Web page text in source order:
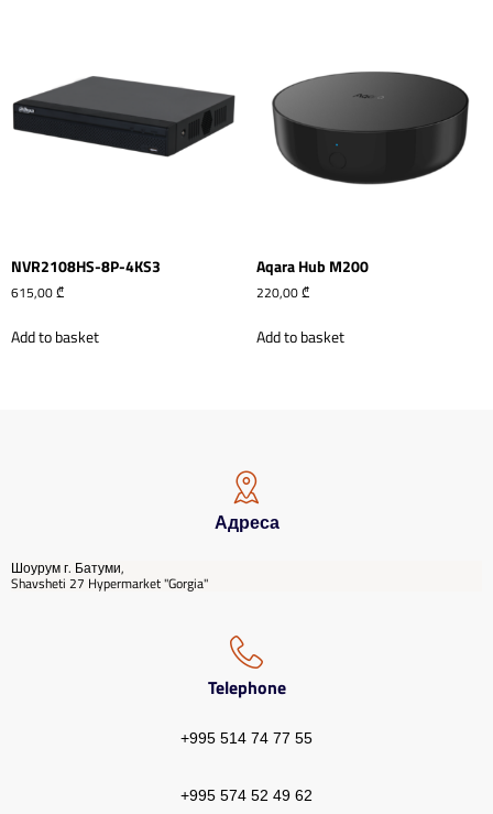
NVR2108HS-8P-4KS3
615,00₾
Add to basket
Aqara Hub M200
220,00₾
Add to basket
Адреса
Шоурум г. Батуми,
Shavsheti 27 Hypermarket "Gorgia"
Telephone
+995 514 74 77 55
+995 574 52 49 62